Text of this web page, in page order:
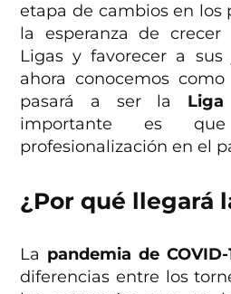
etapa de cambios en los
la esperanza de
Ligas y favorecer a sus
ahora conocemos como
pasará a ser la
importante es
profesionalización en el
¿Por qué llegará
La pandemia de COVID-
diferencias entre los